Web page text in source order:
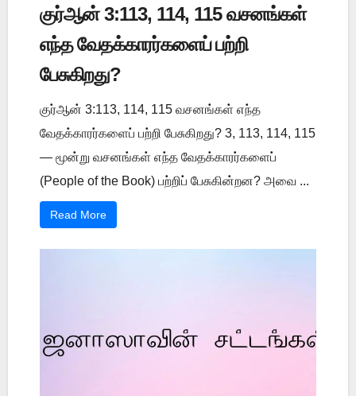
குர்ஆன் 3:113, 114, 115 வசனங்கள்
எந்த வேதக்காரர்களைப் பற்றி
பேசுகிறது?
குர்ஆன் 3:113, 114, 115 வசனங்கள் எந்த
வேதக்காரர்களைப் பற்றி பேசுகிறது? 3, 113, 114, 115
— மூன்று வசனங்கள் எந்த வேதக்காரர்களைப்
(People of the Book) பற்றிப் பேசுகின்றன? அவை ...
Read More